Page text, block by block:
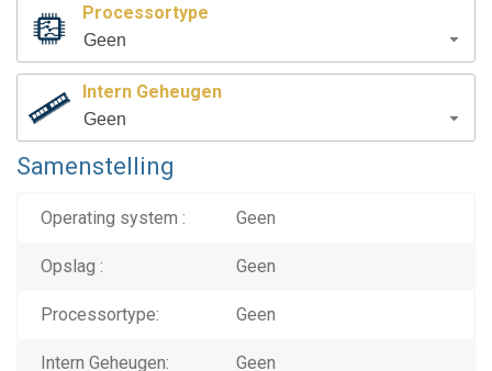
Processortype
Geen
Intern Geheugen
Geen
Samenstelling
Operating system : Geen
Opslag : Geen
Processortype: Geen
Intern Geheugen: Geen